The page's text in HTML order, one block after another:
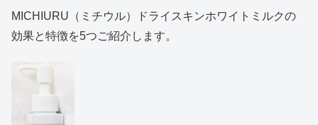
MICHIURU（ミチウル）ドライスキンホワイトミルクの
効果と特徴を5つご紹介します。